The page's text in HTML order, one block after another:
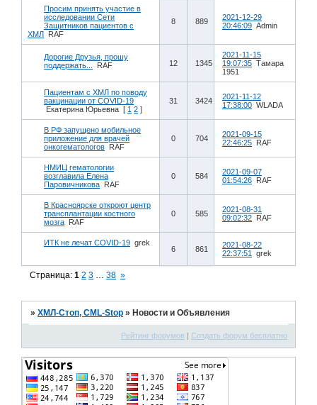
Просим принять участие в
исследовании Сети
Защитников пациентов с
ХМЛ RAF
8 889
2021-12-29
20:46:09 Admin
Дорогие Друзья, прошу
поддержать...
RAF 12 1345
2021-11-15
19:07:35 Тамара
1951
Пациентам с ХМЛ по поводу
вакцинации от COVID-19
Екатерина Юрьевна [ 1 2 ]
31 3424
2021-11-12
17:38:00 WLADA
В РФ запущено мобильное
приложение для врачей
онкогематологов RAF
0 704
2021-09-15
22:46:25 RAF
НМИЦ гематологии
возглавила Елена
Паровичникова RAF
0 584
2021-09-07
01:54:26 RAF
В Красноярске откроют центр
трансплантации костного
мозга RAF
0 585
2021-08-31
09:02:32 RAF
ИТК не лечат СOVID-19 grek
6 861
2021-08-22
22:37:51
grek
Страница:1 2 3 … 38 »
»ХМЛ-Стоп, CML-Stop » Новости и Объявления
Рейтинг форумов | Создать форум бесплатно